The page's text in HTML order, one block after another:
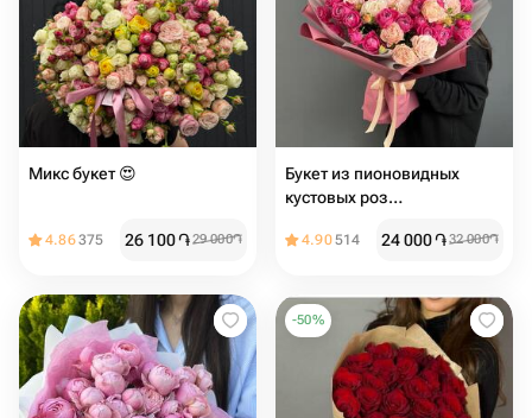
Микс букет 😍
4.86375 26 100֏29 000֏
Букет из пионовидных
кустовых роз
4.90514 24 000֏32 000֏
-50%